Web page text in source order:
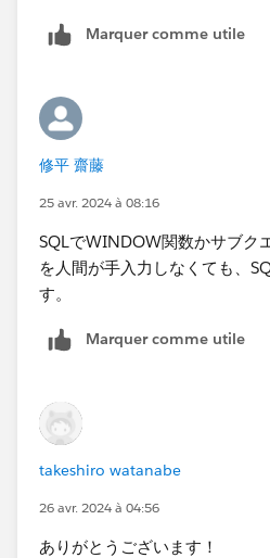
Marquer comme utile
修平 齋藤
25 avr. 2024 à 08:16
SQLでWINDOW関数かサブク
を人間が手入力しなくても、
す。
Marquer comme utile
takeshiro watanabe
26 avr. 2024 à 04:56
ありがとうございます！